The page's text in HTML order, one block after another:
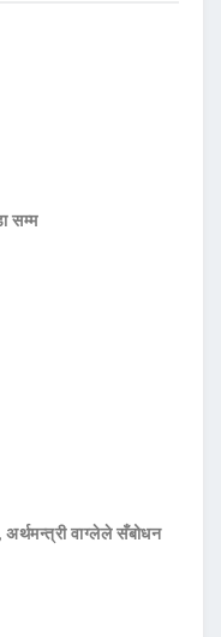
सम्म
वाग्लेले सँबोधन